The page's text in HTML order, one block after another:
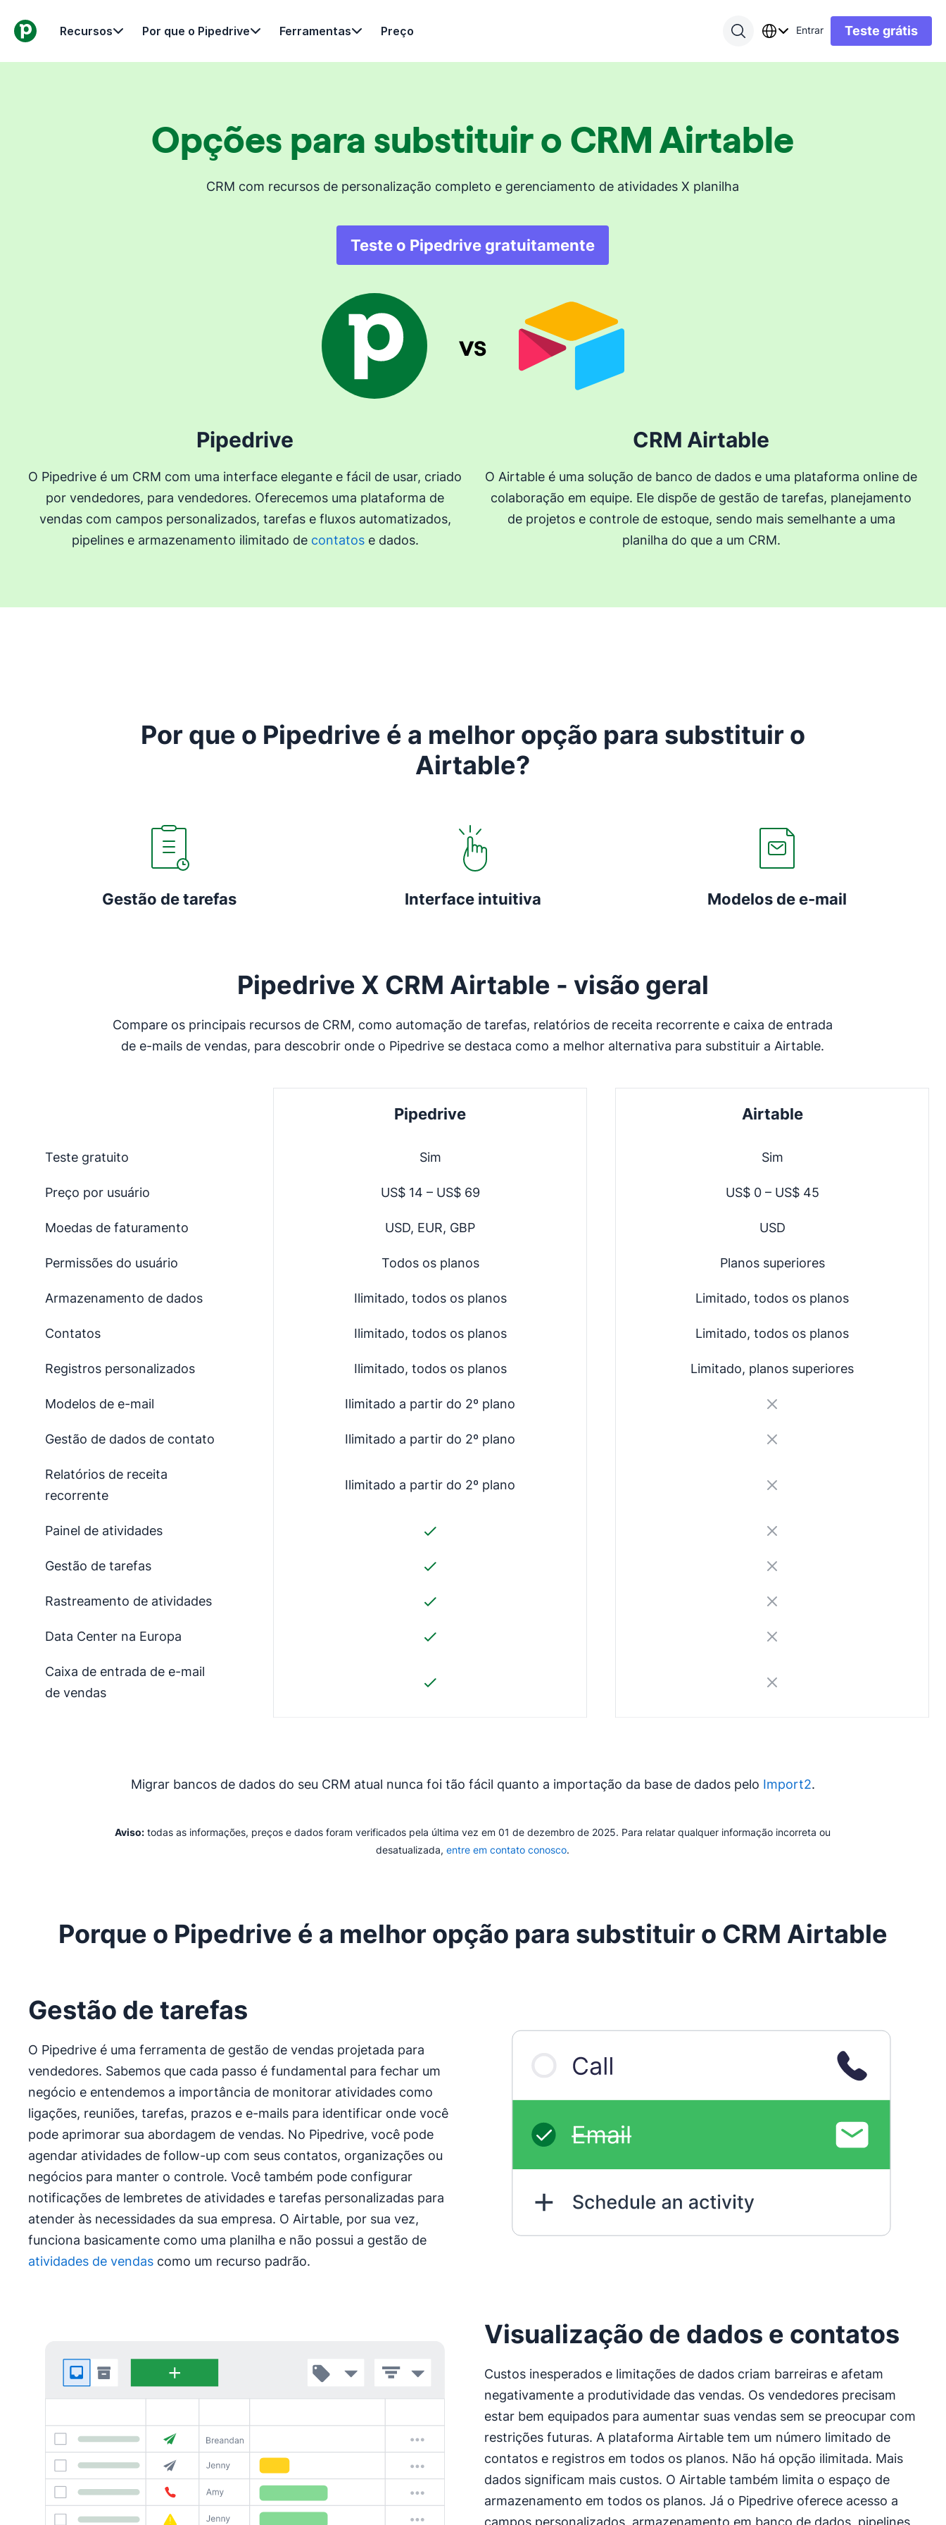
Recursos Por que o Pipedrive Ferramentas Preço Entrar Teste grátis
Opções para substituir o CRM Airtable
CRM com recursos de personalização completo e gerenciamento de atividades X planilha
Teste o Pipedrive gratuitamente
Pipedrive
O Pipedrive é um CRM com uma interface elegante e fácil de usar, criado
por vendedores, para vendedores. Oferecemos uma plataforma de
vendas com campos personalizados, tarefas e fluxos automatizados,
pipelines e armazenamento ilimitado de contatose dados.
CRM Airtable
O Airtable é uma solução de banco de dados e uma plataforma online de
colaboração em equipe. Ele dispõe de gestão de tarefas, planejamento
de projetos e controle de estoque, sendo mais semelhante a uma
planilha do que a um CRM.
Por que o Pipedrive é a melhor opção para substituir o
Airtable?
Gestão de tarefas Interface intuitiva Modelos de e-mail
Pipedrive X CRM Airtable - visão geral
Compare os principais recursos de CRM, como automação de tarefas, relatórios de receita recorrente e caixa de entrada
de e-mails de vendas, para descobrir onde o Pipedrive se destaca como a melhor alternativa para substituir a Airtable.
Pipedrive Airtable
Teste gratuito Sim Sim
Preço por usuário US$ 14 – US$ 69 US$ 0 – US$ 45
Moedas de faturamento USD, EUR, GBP USD
Permissões do usuário Todos os planos Planos superiores
Armazenamento de dados Ilimitado, todos os planos Limitado, todos os planos
Contatos Ilimitado, todos os planos Limitado, todos os planos
Registros personalizados Ilimitado, todos os planos Limitado, planos superiores
Modelos de e-mail Ilimitado a partir do 2º plano
Gestão de dados de contato Ilimitado a partir do 2º plano
Relatórios de receita
recorrente
Ilimitado a partir do 2º plano
Painel de atividades
Gestão de tarefas
Rastreamento de atividades
Data Center na Europa
Caixa de entrada de e-mail
de vendas
Migrar bancos de dados do seu CRM atual nunca foi tão fácil quanto a importação da base de dados pelo Import2.
Aviso: todas as informações, preços e dados foram verificados pela última vez em 01 de dezembro de 2025. Para relatar qualquer informação incorreta ou
desatualizada,entre em contato conosco.
Porque o Pipedrive é a melhor opção para substituir o CRM Airtable
Gestão de tarefas
O Pipedrive é uma ferramenta de gestão de vendas projetada para
vendedores. Sabemos que cada passo é fundamental para fechar um
negócio e entendemos a importância de monitorar atividades como
ligações, reuniões, tarefas, prazos e e-mails para identificar onde você
pode aprimorar sua abordagem de vendas. No Pipedrive, você pode
agendar atividades de follow-up com seus contatos, organizações ou
negócios para manter o controle. Você também pode configurar
notificações de lembretes de atividades e tarefas personalizadas para
atender às necessidades da sua empresa. O Airtable, por sua vez,
funciona basicamente como uma planilha e não possui a gestão de
atividades de vendas como um recurso padrão.
Visualização de dados e contatos
Custos inesperados e limitações de dados criam barreiras e afetam
negativamente a produtividade das vendas. Os vendedores precisam
estar bem equipados para aumentar suas vendas sem se preocupar com
restrições futuras. A plataforma Airtable tem um número limitado de
contatos e registros em todos os planos. Não há opção ilimitada. Mais
dados significam mais custos. O Airtable também limita o espaço de
armazenamento em todos os planos. Já o Pipedrive oferece acesso a